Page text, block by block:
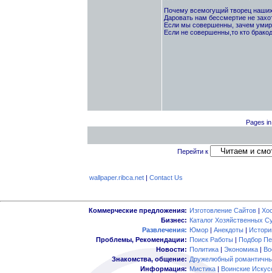
Почему всемогущий творец
Даровать нам бессмертие не
Если мы совершенны, зачем
Если не совершенны,то кто
Pages
Перейти к
wallpaper.ribca.net| Contact Us
Коммерческие предложения: Изготовление Сайтов |
Бизнес: Каталог Хозяйственных
Развлечения: Юмор | Анекдоты |
Проблемы, Рекомендации: Поиск Работы | Подбор
Новости: Политика | Экономика |
Знакомства, общение: Дружелюбный
Информация: Мистика | Воинские